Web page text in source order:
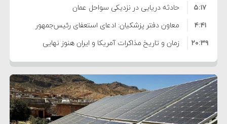
فساد و اختلاس اموال
حادثه دریایی در نزدیکی سواحل عمان
۵:۱۷
معاون دفتر پزشکیان: ادعای استعفای رئیس‌جمهور
واهی و کذب محض است
۴:۴۱
زمان و تاریخ مذاکرات آمریکا و ایران هنوز نهایی
نشده است
۲۰:۳۹
وزیر جنگ آمریکا: ماشین جنگی ما آماده حمله
نظامی علیه ایران است
۶:۵۰
موافقت ترامپ با لغو حمله به ایران
۶:۲۱
هشدار عراقچی به همتای عربستانی درباره همراهی با
آمریکا
۲:۱۵
مقام ارشد امنیتی: برنامه گسترده‌ای برای پاسخ به
۷:۱۰